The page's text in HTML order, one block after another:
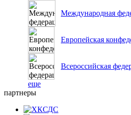
Международная
Европейская
Всероссийская
еще
партнеры